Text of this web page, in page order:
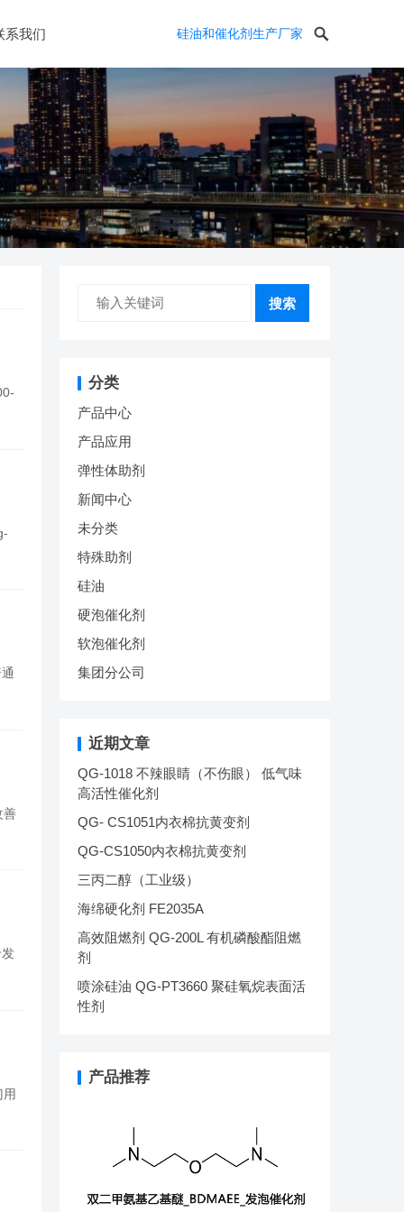
系我们 硅油和催化剂生产厂家
善
用
搜索
分类
产品中心
产品应用
弹性体助剂
新闻中心
未分类
特殊助剂
硅油
硬泡催化剂
软泡催化剂
集团分公司
近期文章
QG-1018 不辣眼睛（不伤眼） 低气味
高活性催化剂
QG- CS1051内衣棉抗黄变剂
QG-CS1050内衣棉抗黄变剂
三丙二醇（工业级）
海绵硬化剂 FE2035A
高效阻燃剂 QG-200L 有机磷酸酯阻燃
剂
喷涂硅油 QG-PT3660 聚硅氧烷表面活
性剂
产品推荐